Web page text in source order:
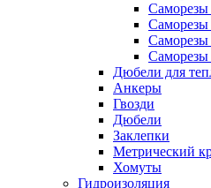
Саморезы
Саморезы
Саморезы
Саморезы
Дюбели для
Анкеры
Гвозди
Дюбели
Заклепки
Метрический
Хомуты
Гидроизоляция